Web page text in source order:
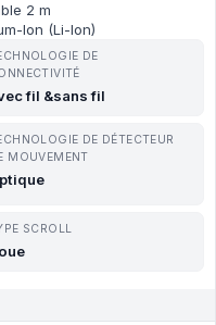
2 m
Ion (Li-Ion)
DE
fil &sans fil
DE DÉTECTEUR
MOUVEMENT
SCROLL